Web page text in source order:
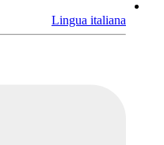
Lingua italiana